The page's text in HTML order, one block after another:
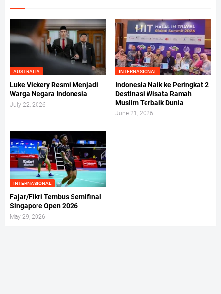
AUSTRALIA
Luke Vickery Resmi Menjadi
Warga Negara Indonesia
July 22, 2026
INTERNASIONAL
Indonesia Naik ke Peringkat 2
Destinasi Wisata Ramah
Muslim Terbaik Dunia
June 21, 2026
INTERNASIONAL
Fajar/Fikri Tembus Semifinal
Singapore Open 2026
May 29, 2026